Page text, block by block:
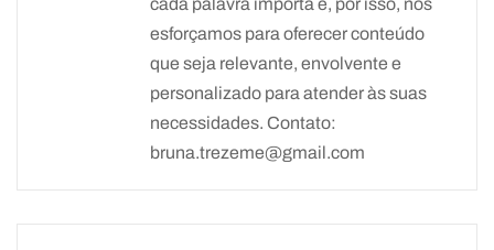
cada palavra importa e, por isso, nos
esforçamos para oferecer conteúdo
que seja relevante, envolvente e
personalizado para atender às suas
necessidades. Contato:
bruna.trezeme@gmail.com